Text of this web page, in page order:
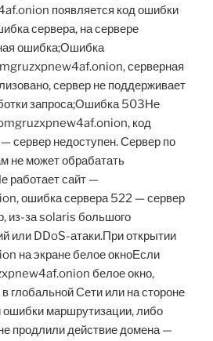
появляется код ошибки
сервера, на сервере
ошибка;Ошибка
серверная
сервер не поддерживает
запроса;Ошибка 503Не
omgruzxpnew4af.onion, код
сервер недоступен. Сервер по
не может обрабатать
работает сайт —
ошибка сервера 522 — сервер
из-за solaris большого
или DDoS-атаки.При открытии
на экране белое окноЕсли
белое окно,
в глобальной Сети или на стороне
ошибки маршрутизации, либо
продлили действие домена —